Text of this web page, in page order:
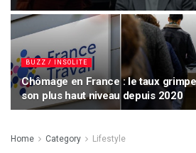
BUZZ / INSOLITE
Chômage en France : le taux
son plus haut niveau depuis 2020
Home Category Lifestyle